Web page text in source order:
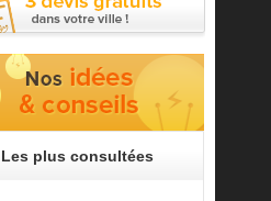
Les plus consultées